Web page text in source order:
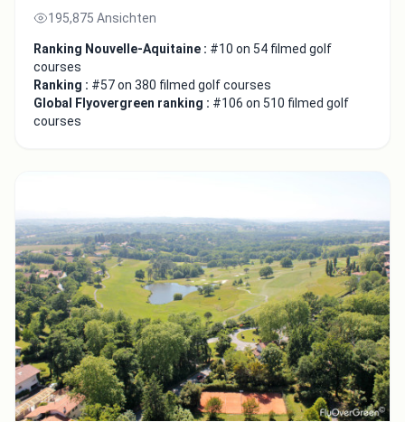
195,875 Ansichten
Ranking Nouvelle-Aquitaine : #10 on 54 filmed golf
courses
Ranking : #57 on 380 filmed golf courses
Global Flyovergreen ranking : #106 on 510 filmed golf
courses